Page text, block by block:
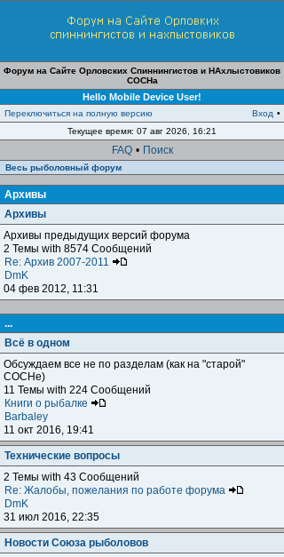
Форум на Сайте Орловских Спиннингистов и НАхлыстовиков
СОСНа
Hello Mobile Device User!
Переключиться на полную версию Вход •
Текущее время: 07 авг 2026, 16:21
FAQ • Поиск
Весь рыболовный форум
Архивы
Архивы
Архивы предыдущих версий форума
2 Темы with 8574 Сообщений
Re: Архив 2007-2011
DmK
04 фев 2012, 11:31
...
Всё в одном
Обсуждаем все не по разделам (как на "старой"
СОСНе)
11 Темы with 224 Сообщений
Книги о рыбалке
Barbaley
11 окт 2016, 19:41
Технические вопросы
2 Темы with 43 Сообщений
Re: Жалобы, пожелания по работе форума
DmK
31 июл 2016, 22:35
Новости Союза рыболовов